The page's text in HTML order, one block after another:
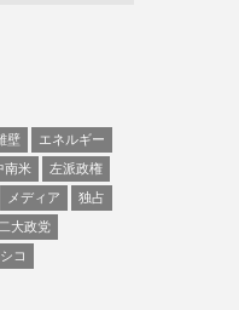
壁
エネルギー
南米
左派政権
メディア
独占
大政党
コ